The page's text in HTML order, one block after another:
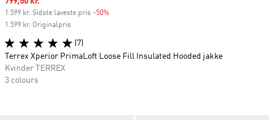
1.599 kr. Sidste laveste pris -50%
1.599 kr. Originalpris
(7)
Terrex Xperior PrimaLoft Loose Fill Insulated Hooded jakke
Kvinder TERREX
3 colours